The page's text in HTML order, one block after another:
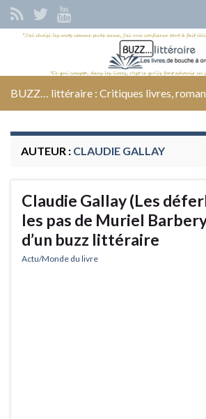
Search for:
BUZZ… littéraire : Critiques livres,
AUTEUR : CLAUDIE GALLAY
Claudie Gallay (Les
les pas de Muriel
d’un buzz littéraire
Actu/Monde du livre